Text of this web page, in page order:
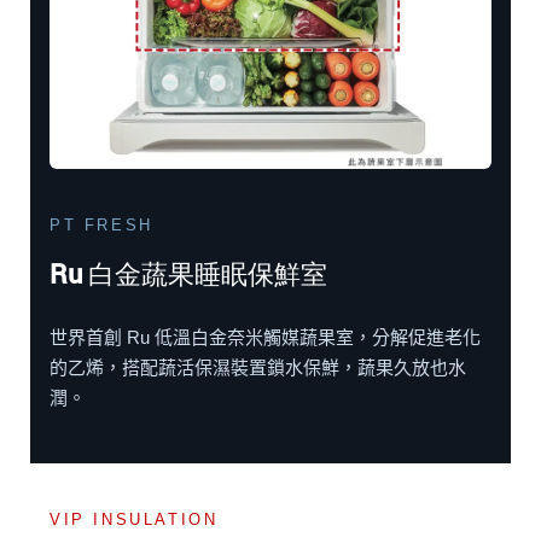
PT FRESH
Ru 白金蔬果睡眠保鮮室
世界首創 Ru 低溫白金奈米觸媒蔬果室，分解促進老化
的乙烯，搭配蔬活保濕裝置鎖水保鮮，蔬果久放也水
潤。
VIP INSULATION